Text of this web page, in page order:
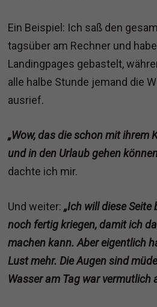
Ein Beispiel: Ich saß den
tagsüber am Rechner und
Landingpages gebastelt,
alle halbe Stunde jemand die
ausrief.
„Wow, das die schon mit ihrem
und in den Urlaub gehen
dachte ich mir.
Und weiter:„Ich will diese
noch fertig kriegen, damit ich
machen kann. Aber eigentlich
Lust mehr. Die Augen sind
Wasser am Tag war vermutlich